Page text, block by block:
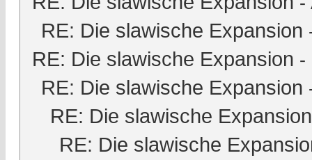
RE: Die slawische Expansion
RE: Die slawische Expansion -
RE: Die slawische Expansion
RE: Die slawische Expansion
RE: Die slawische